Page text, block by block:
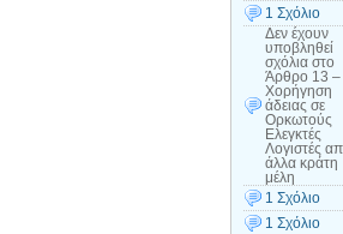
1 Σχόλιο
Δεν έχουν
υποβληθεί
σχόλια στο
Άρθρο 13 –
Χορήγηση
άδειας σε
Ορκωτούς
Ελεγκτές
Λογιστές
άλλα κράτη
μέλη
1 Σχόλιο
1 Σχόλιο